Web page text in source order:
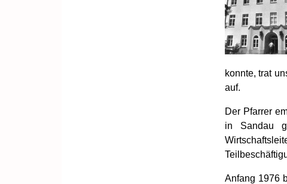
konnte, trat
auf.
Der Pfarrer
in Sandau
Anfang 1976